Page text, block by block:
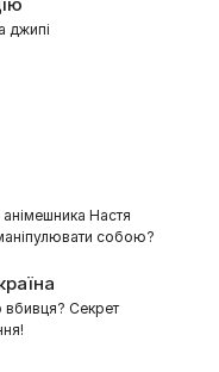
джипі
Настя
собою?
вбивця? Секрет